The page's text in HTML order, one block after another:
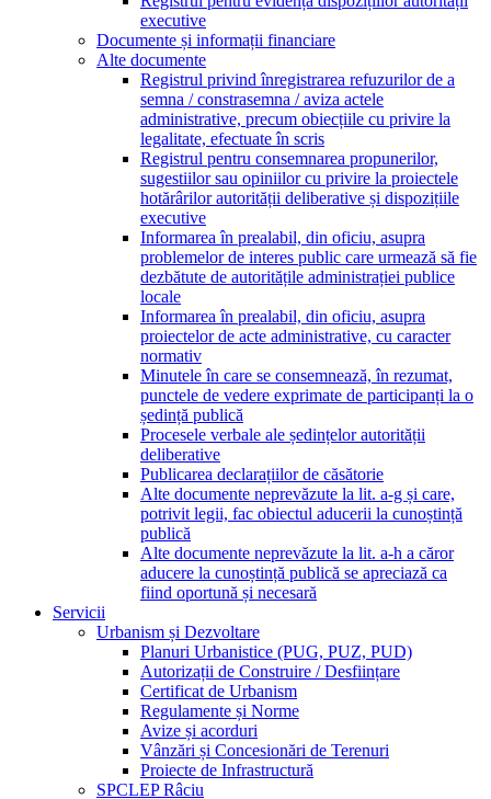
executive
Documente și informații financiare
Alte documente
Registrul privind înregistrarea refuzurilor de a
semna / constrasemna / aviza actele
administrative, precum obiecțiile cu privire la
legalitate, efectuate în scris
Registrul pentru consemnarea propunerilor,
sugestiilor sau opiniilor cu privire la proiectele
hotărârilor autorității deliberative și dispozițiile
executive
Informarea în prealabil, din oficiu, asupra
problemelor de interes public care urmează să fie
dezbătute de autoritățile administrației publice
locale
Informarea în prealabil, din oficiu, asupra
proiectelor de acte administrative, cu caracter
normativ
Minutele în care se consemnează, în rezumat,
punctele de vedere exprimate de participanți la o
ședință publică
Procesele verbale ale ședințelor autorității
deliberative
Publicarea declarațiilor de căsătorie
Alte documente neprevăzute la lit. a-g și care,
potrivit legii, fac obiectul aducerii la cunoștință
publică
Alte documente neprevăzute la lit. a-h a căror
aducere la cunoștință publică se apreciază ca
fiind oportună și necesară
Servicii
Urbanism și Dezvoltare
Planuri Urbanistice (PUG, PUZ, PUD)
Autorizații de Construire / Desființare
Certificat de Urbanism
Regulamente și Norme
Avize și acorduri
Vânzări și Concesionări de Terenuri
Proiecte de Infrastructură
SPCLEP Râciu